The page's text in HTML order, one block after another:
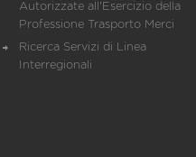
Autorizzate all'Esercizio della
Professione Trasporto Merci
Ricerca Servizi di Linea
Interregionali